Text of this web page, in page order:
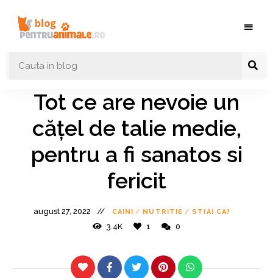
Blog
Nutritie
Ingrijire
Caini si
pentruanimale.ro
Tot ce are nevoie un
cățel de talie medie,
pentru a fi sanatos si
fericit
august 27, 2022 CAINI / NUTRITIE / STIAI CA?
3.4K 1 0